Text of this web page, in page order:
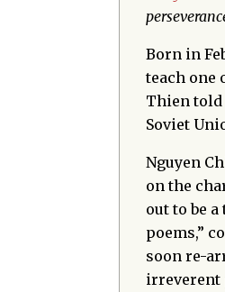
Born in
teach one
Thien told
Soviet
Nguyen
on the
out to be
poems,”
soon re-
irreverent